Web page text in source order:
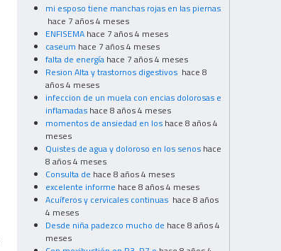
mi esposo tiene manchas rojas en las piernas
hace 7 años 4 meses
ENFISEMA hace 7 años 4 meses
caseum hace 7 años 4 meses
falta de energía hace 7 años 4 meses
Resion Alta y trastornos digestivos hace 8
años 4 meses
infeccion de un muela con encias dolorosas e
inflamadas hace 8 años 4 meses
momentos de ansiedad en los hace 8 años 4
meses
Quistes de agua y doloroso en los senos hace
8 años 4 meses
Consulta de hace 8 años 4 meses
excelente informe hace 8 años 4 meses
Acuíferos y cervicales continuas hace 8 años
4 meses
Desde niña padezco mucho de hace 8 años 4
meses